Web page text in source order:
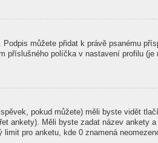
. Podpis můžete přidat k právě psanému
příslušného políčka v nastavení profilu (je
pokud můžete) měli byste vidět
ankety). Měli byste zadat název ankety
pro anketu, kde 0 znamená